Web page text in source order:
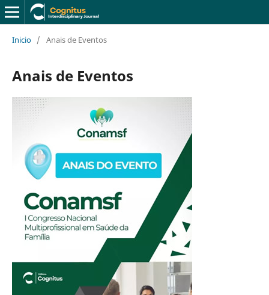
Inicio / Anais de Eventos
Anais de Eventos